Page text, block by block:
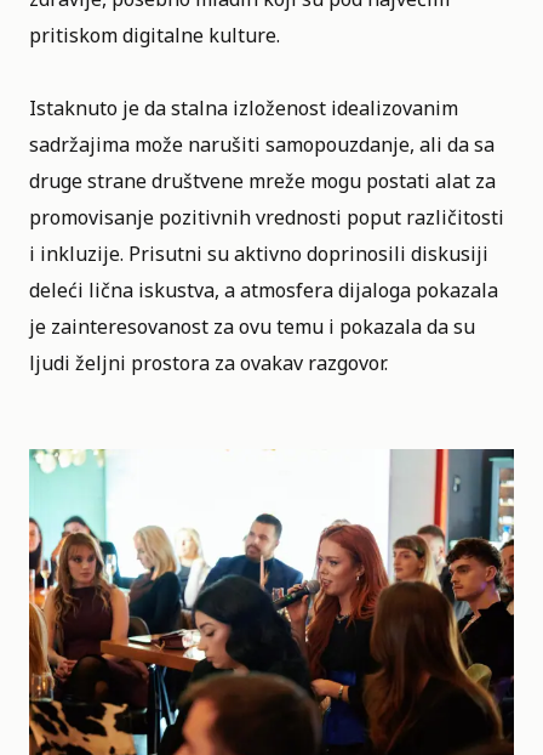
pritiskom digitalne kulture.
Istaknuto je da stalna izloženost idealizovanim
sadržajima može narušiti samopouzdanje, ali da sa
druge strane društvene mreže mogu postati alat za
promovisanje pozitivnih vrednosti poput različitosti
i inkluzije. Prisutni su aktivno doprinosili diskusiji
deleći lična iskustva, a atmosfera dijaloga pokazala
je zainteresovanost za ovu temu i pokazala da su
ljudi željni prostora za ovakav razgovor.